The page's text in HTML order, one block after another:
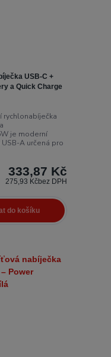
USB-C +
a Quick Charge
rychlonabíječka
je moderní
A určená pro
333,87 Kč
275,93 Kčbez DPH
do košíku